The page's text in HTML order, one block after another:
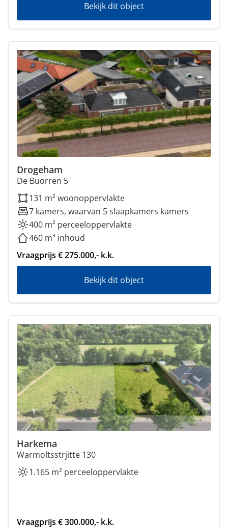
Bekijk dit object
Drogeham
De Buorren 5
131 m² woonoppervlakte
7 kamers, waarvan 5 slaapkamers kamers
400 m² perceeloppervlakte
460 m³ inhoud
Vraagprijs € 275.000,- k.k.
Bekijk dit object
Harkema
Warmoltsstrjitte 130
1.165 m² perceeloppervlakte
Vraagprijs € 300.000,- k.k.